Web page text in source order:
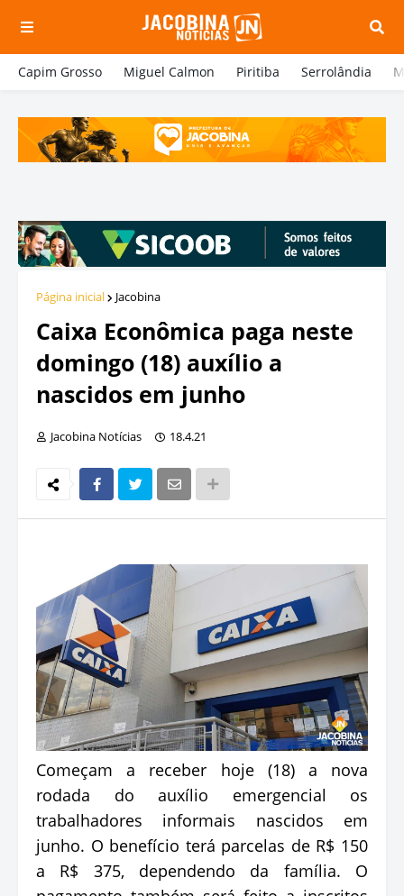
Capim Grosso Miguel Calmon Piritiba Serrolândia
Página inicial Jacobina
Caixa Econômica paga neste
domingo (18) auxílio a
nascidos em junho
Jacobina Notícias 18.4.21
Começam a receber hoje (18) a nova
rodada do auxílio emergencial os
trabalhadores informais nascidos em
junho. O benefício terá parcelas de R$ 150
a R$ 375, dependendo da família. O